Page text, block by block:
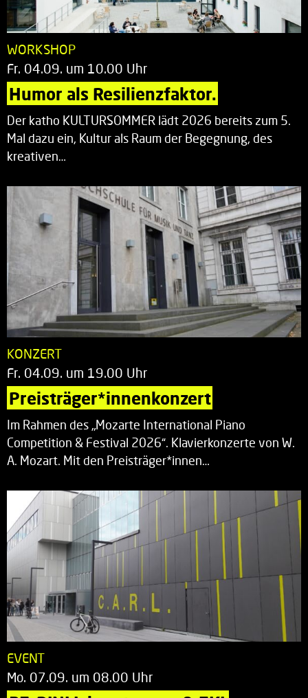
WORKSHOP
Fr. 04.09. um 10.00 Uhr
Humor als Resilienzfaktor.
Der katho KULTURSOMMER lädt 2026 bereits zum 5.
Mal dazu ein, Kultur als Raum der Begegnung, des
kreativen…
KONZERT
Fr. 04.09. um 19.00 Uhr
Preisträger*innenkonzert
Im Rahmen des „Mozarte International Piano
Competition & Festival 2026“. Klavierkonzerte von W.
A. Mozart. Mit den Preisträger*innen…
EVENT
Mo. 07.09. um 08.00 Uhr